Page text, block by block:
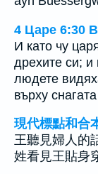
4 Царе 6:30
И като чу
дрехите си; и
людете
върху
現代標點和合
王聽見婦人的
姓看見王貼身